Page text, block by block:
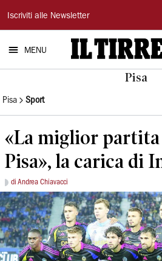
Il
Tirreno
Iscriviti alle Newsletter
MENU
Pisa
Pisa Sport
«La miglior
Pisa», la carica di
di Andrea Chiavacci